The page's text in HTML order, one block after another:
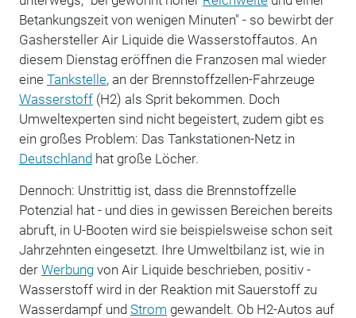
Betankungszeit von wenigen Minuten" - so bewirbt der
Gashersteller Air Liquide die Wasserstoffautos. An
diesem Dienstag eröffnen die Franzosen mal wieder
eine Tankstelle, an der Brennstoffzellen-Fahrzeuge
Wasserstoff(H2) als Sprit bekommen. Doch
Umweltexperten sind nicht begeistert, zudem gibt es
ein großes Problem: Das Tankstationen-Netz in
Deutschlandhat große Löcher.
Dennoch: Unstrittig ist, dass die Brennstoffzelle
Potenzial hat - und dies in gewissen Bereichen bereits
abruft, in U-Booten wird sie beispielsweise schon seit
Jahrzehnten eingesetzt. Ihre Umweltbilanz ist, wie in
der Werbungvon Air Liquide beschrieben, positiv -
Wasserstoff wird in der Reaktion mit Sauerstoff zu
Wasserdampf und Strom gewandelt. Ob H2-Autos auf